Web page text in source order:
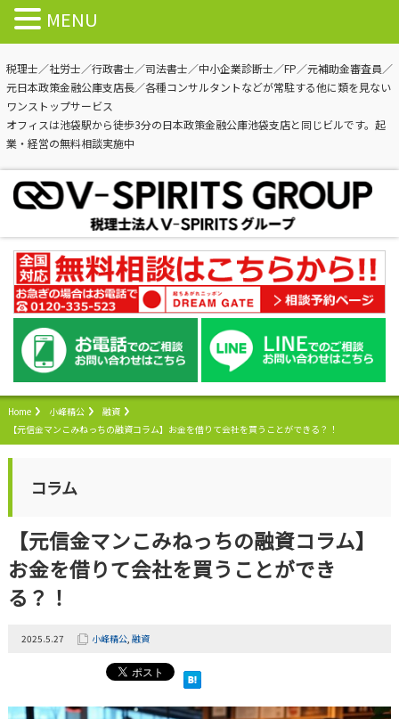
税理士／社労士／行政書士／司法書士／中小企業診断士／FP／元補助金審査員／
元日本政策金融公庫支店長／各種コンサルタントなどが常駐する他に類を見ない
ワンストップサービス
オフィスは池袋駅から徒歩3分の日本政策金融公庫池袋支店と同じビルです。起
業・経営の無料相談実施中
Home 小峰精公
融資
【元信金マンこみねっちの融資コラム】お金を借りて会社を買うことができる？！
コラム
【元信金マンこみねっちの融資コラム】
お金を借りて会社を買うことができ
る？！
2025.5.27 小峰精公, 融資
MENU